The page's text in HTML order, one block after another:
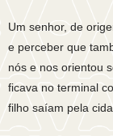
Um senhor, de
e perceber que
nós e nos orientou
ficava no terminal
filho saíam pela